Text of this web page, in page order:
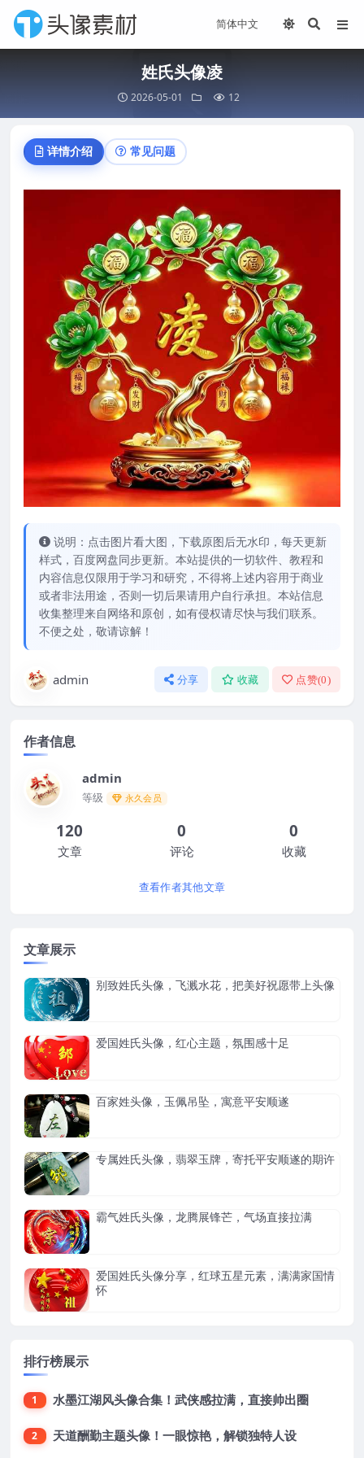
姓氏头像凌
2026-05-01 12
详情介绍 常见问题
说明：点击图片看大图，下载原图后无水印，每天更新
样式，百度网盘同步更新。本站提供的一切软件、教程和
内容信息仅限用于学习和研究，不得将上述内容用于商业
或者非法用途，否则一切后果请用户自行承担。本站信息
收集整理来自网络和原创，如有侵权请尽快与我们联系。
不便之处，敬请谅解！
admin 分享 收藏 点赞(0)
作者信息
admin
等级 永久会员
120
文章
0
评论
0
收藏
查看作者其他文章
文章展示
别致姓氏头像，飞溅水花，把美好祝愿带上头像
爱国姓氏头像，红心主题，氛围感十足
百家姓头像，玉佩吊坠，寓意平安顺遂
专属姓氏头像，翡翠玉牌，寄托平安顺遂的期许
霸气姓氏头像，龙腾展锋芒，气场直接拉满
爱国姓氏头像分享，红球五星元素，满满家国情
怀
排行榜展示
1 水墨江湖风头像合集！武侠感拉满，直接帅出圈
2 天道酬勤主题头像！一眼惊艳，解锁独特人设